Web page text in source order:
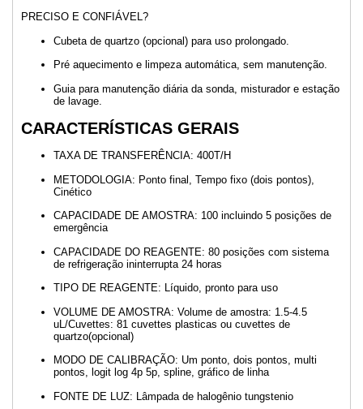
PRECISO E CONFIÁVEL?
Cubeta de quartzo (opcional) para uso prolongado.
Pré aquecimento e limpeza automática, sem manutenção.
Guia para manutenção diária da sonda, misturador e estação
de lavage.
CARACTERÍSTICAS GERAIS
TAXA DE TRANSFERÊNCIA: 400T/H
METODOLOGIA: Ponto final, Tempo fixo (dois pontos),
Cinético
CAPACIDADE DE AMOSTRA: 100 incluindo 5 posições de
emergência
CAPACIDADE DO REAGENTE: 80 posições com sistema
de refrigeração ininterrupta 24 horas
TIPO DE REAGENTE: Líquido, pronto para uso
VOLUME DE AMOSTRA: Volume de amostra: 1.5-4.5
uL/Cuvettes: 81 cuvettes plasticas ou cuvettes de
quartzo(opcional)
MODO DE CALIBRAÇÃO: Um ponto, dois pontos, multi
pontos, logit log 4p 5p, spline, gráfico de linha
FONTE DE LUZ: Lâmpada de halogênio tungstenio